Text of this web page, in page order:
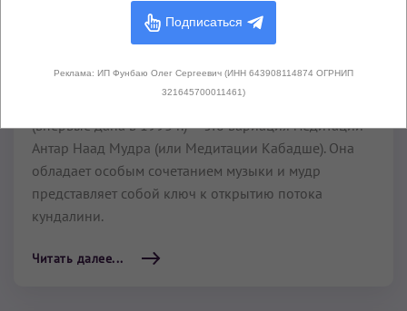
11 мин 31 мин
ПО ПОДПИСКЕ
Антар Наад Мудра как медитация для полнолуния
(впервые дана в 1993 г.) — это вариация медитации
Антар Наад Мудра (или Медитации Кабадше). Она
обладает особым сочетанием музыки и мудр
представляет собой ключ к открытию потока
кундалини.
Читать далее...
Подписаться
Реклама: ИП Фунбаю Олег Сергеевич (ИНН 643908114874 ОГРНИП
321645700011461)